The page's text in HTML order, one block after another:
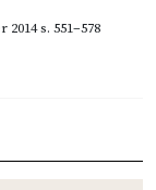
2014s. 551–578